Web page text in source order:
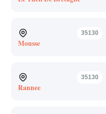
35130
Mousse
35130
Rannee